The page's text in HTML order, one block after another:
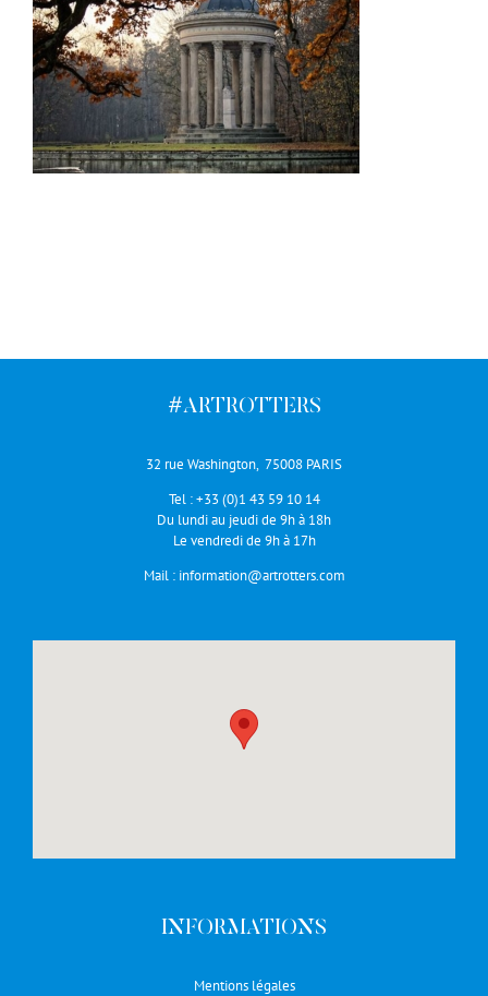
#ARTROTTERS
32 rue Washington, 75008 PARIS
Tel :+33 (0)1 43 59 10 14
Du lundi au jeudi de 9h à 18h
Le vendredi de 9h à 17h
Mail : information@artrotters.com
INFORMATIONS
Mentions légales